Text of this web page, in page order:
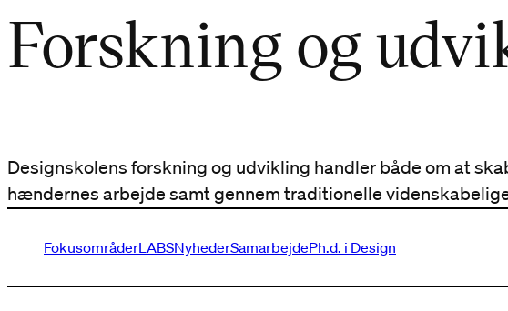
Forskning og
Designskolens forskning og udvikling handler både om at
hændernes arbejde samt gennem traditionelle
FokusområderLABSNyhederSamarbejdePh.d. i Design